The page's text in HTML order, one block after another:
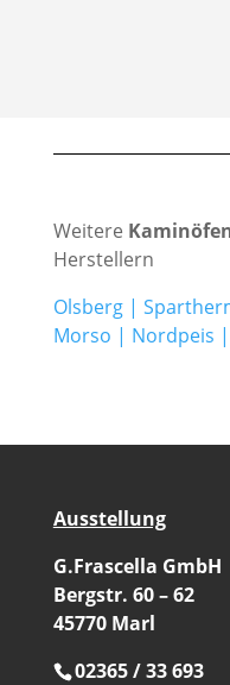
Weitere
Herstellern
Olsberg|
Morso | Nordpeis |
Ausstellung
G.Frascella GmbH
Bergstr. 60 – 62
45770 Marl
02365 / 33 693